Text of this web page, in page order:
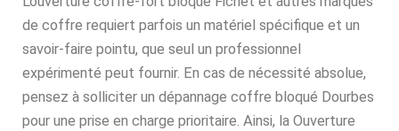
de coffre requiert parfois un matériel spécifique et un
savoir-faire pointu, que seul un professionnel
expérimenté peut fournir. En cas de nécessité absolue,
pensez à solliciter un dépannage coffre bloqué Dourbes
pour une prise en charge prioritaire. Ainsi, la Ouverture